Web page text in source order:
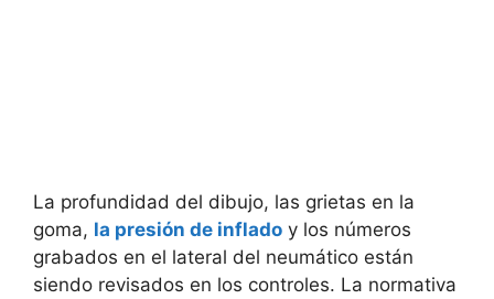
La profundidad del dibujo, las grietas en la
goma, la presión de inflado y los números
grabados en el lateral del neumático están
siendo revisados en los controles. La normativa